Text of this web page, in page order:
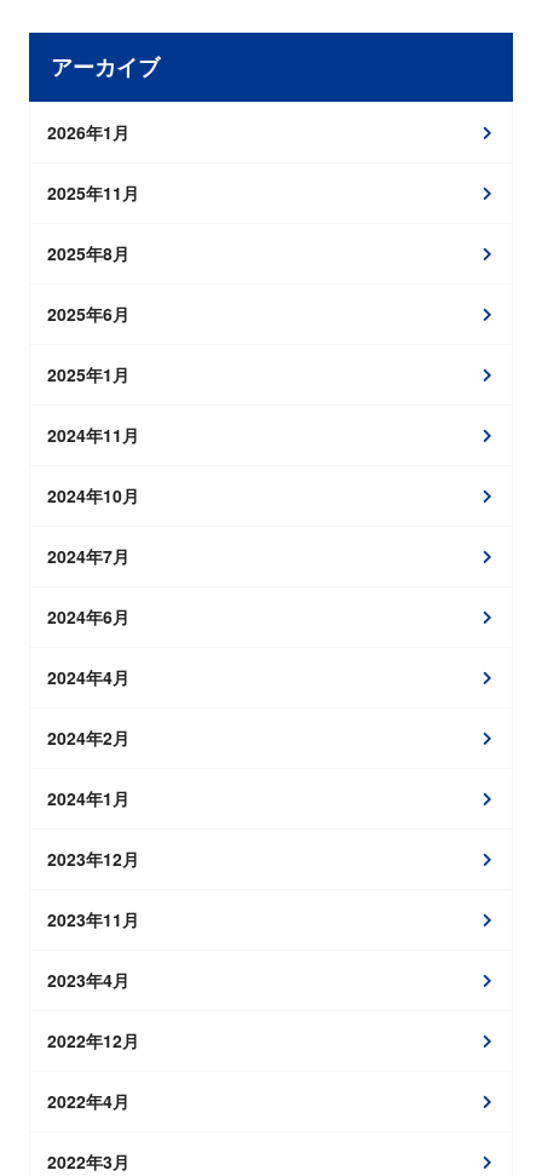
アーカイブ
2026年1月
2025年11月
2025年8月
2025年6月
2025年1月
2024年11月
2024年10月
2024年7月
2024年6月
2024年4月
2024年2月
2024年1月
2023年12月
2023年11月
2023年4月
2022年12月
2022年4月
2022年3月